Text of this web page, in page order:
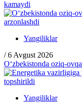
kamaydi
Yangiliklar
/ 6 Avgust 2026
O‘zbekistonda oziq-
Yangiliklar